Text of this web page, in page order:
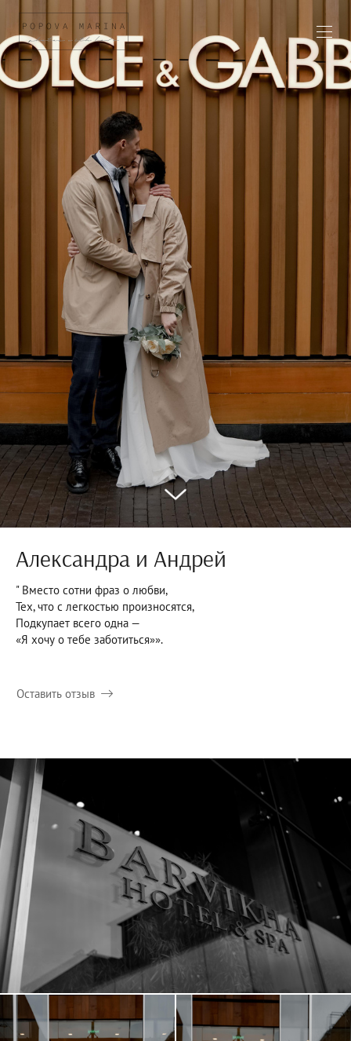
Александра и Андрей
" Вместо сотни фраз о любви,
Тех, что с легкостью произносятся,
Подкупает всего одна —
«Я хочу о тебе заботиться»».
Оставить отзыв